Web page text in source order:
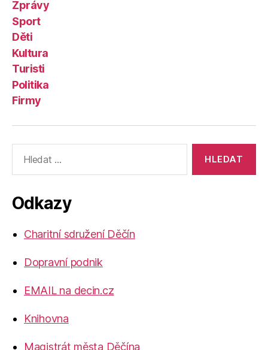
Zprávy
Sport
Děti
Kultura
Turisti
Politika
Firmy
vyhledávání:
Odkazy
Charitní sdružení Děčín
Dopravní podnik
EMAIL na decin.cz
Knihovna
Magistrát města Děčína